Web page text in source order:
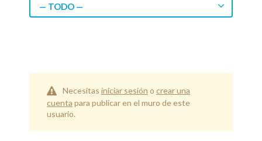
— TODO —
Necesitas iniciar sesión o crear una
cuenta para publicar en el muro de este
usuario.